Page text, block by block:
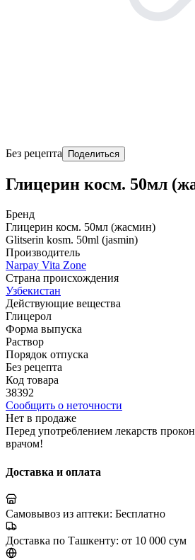
Без рецепта Поделиться
Глицерин косм. 50мл
Бренд
Глицерин косм. 50мл (жасмин)
Glitserin kosm. 50ml (jasmin)
Производитель
Narpay Vita Zone
Страна происхождения
Узбекистан
Действующие вещества
Глицерол
Форма выпуска
Раствор
Порядок отпуска
Без рецепта
Код товара
38392
Сообщить о неточности
Нет в продаже
Перед употреблением лекарств
врачом!
Доставка и оплата
Самовывоз из аптеки: Бесплатно
Доставка по Ташкенту: от 10 000 сум